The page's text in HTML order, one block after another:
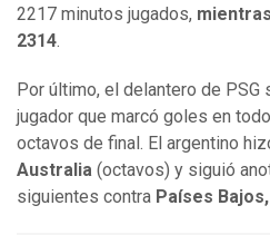
2217 minutos jugados,
2314.
Por último, el delantero de
jugador que marcó goles en
octavos de final. El argentino
Australia (octavos) y siguió
siguientes contra Países